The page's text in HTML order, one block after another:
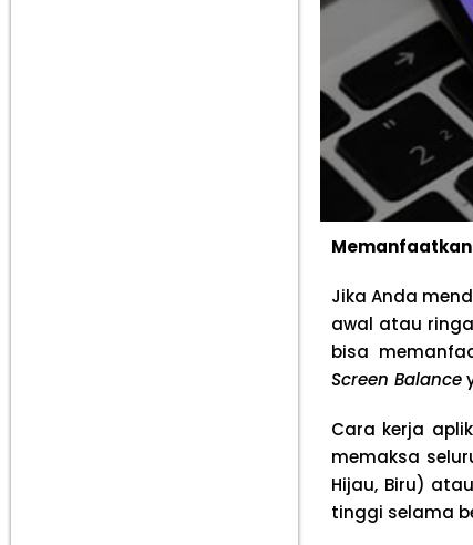
Memanfaatkan
Jika Anda
awal atau
bisa
Screen Balance
Cara kerja
memaksa
Hijau, Biru)
tinggi selama